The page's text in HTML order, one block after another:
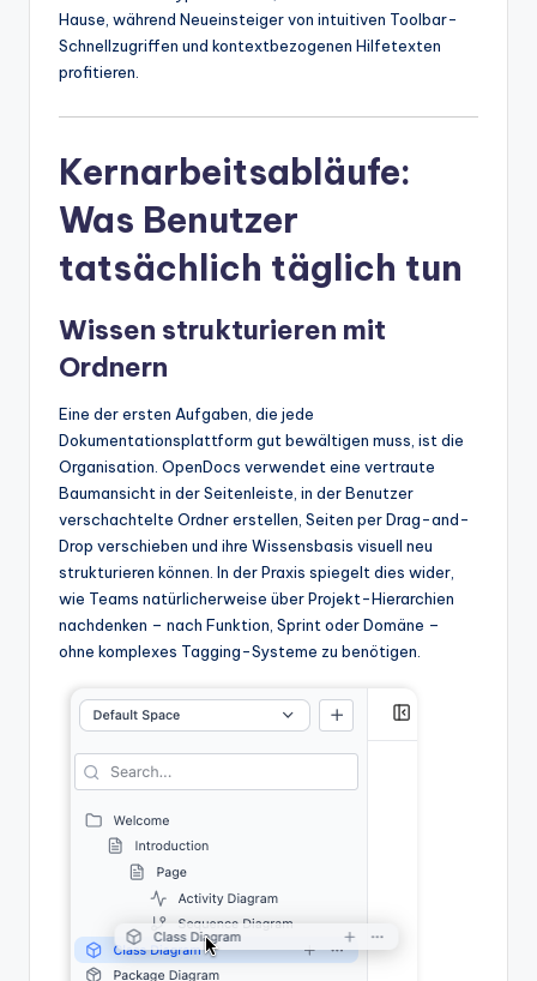
Hause, während Neueinsteiger von intuitiven Toolbar-
Schnellzugriffen und kontextbezogenen Hilfetexten
profitieren.
Kernarbeitsabläufe:
Was Benutzer
tatsächlich täglich tun
Wissen strukturieren mit
Ordnern
Eine der ersten Aufgaben, die jede
Dokumentationsplattform gut bewältigen muss, ist die
Organisation. OpenDocs verwendet eine vertraute
Baumansicht in der Seitenleiste, in der Benutzer
verschachtelte Ordner erstellen, Seiten per Drag-and-
Drop verschieben und ihre Wissensbasis visuell neu
strukturieren können. In der Praxis spiegelt dies wider,
wie Teams natürlicherweise über Projekt-Hierarchien
nachdenken – nach Funktion, Sprint oder Domäne –
ohne komplexes Tagging-Systeme zu benötigen.